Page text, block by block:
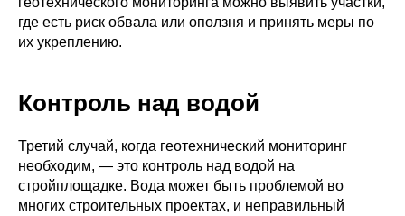
где есть риск обвала или оползня и принять меры по
их укреплению.
Контроль над водой
Третий случай, когда геотехнический мониторинг
необходим, — это контроль над водой на
стройплощадке. Вода может быть проблемой во
многих строительных проектах, и неправильный